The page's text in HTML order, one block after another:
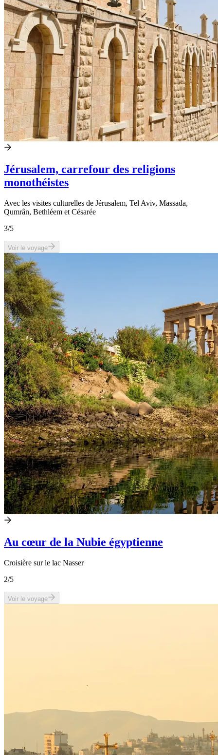
Jérusalem, carrefour des religions
monothéistes
Avec les visites culturelles de Jérusalem, Tel Aviv, Massada,
Qumrân, Bethléem et Césarée
3/5
Voir le voyage
Au cœur de la Nubie égyptienne
Croisière sur le lac Nasser
2/5
Voir le voyage